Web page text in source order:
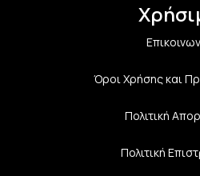
Όροι Χρήσης και
Πολιτική
Πολιτική